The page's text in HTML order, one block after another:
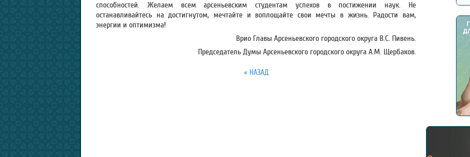
способностей. Желаем всем арсеньевским студентам успехов в постижении наук. Не
останавливайтесь на достигнутом, мечтайте и воплощайте свои мечты в жизнь. Радости вам,
энергии и оптимизма!
Врио Главы Арсеньевского городского округа В.С. Пивень.
Председатель Думы Арсеньевского городского округа А.М. Щербаков.
« НАЗАД